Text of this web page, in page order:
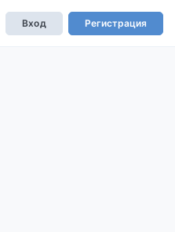
Вход Регистрация